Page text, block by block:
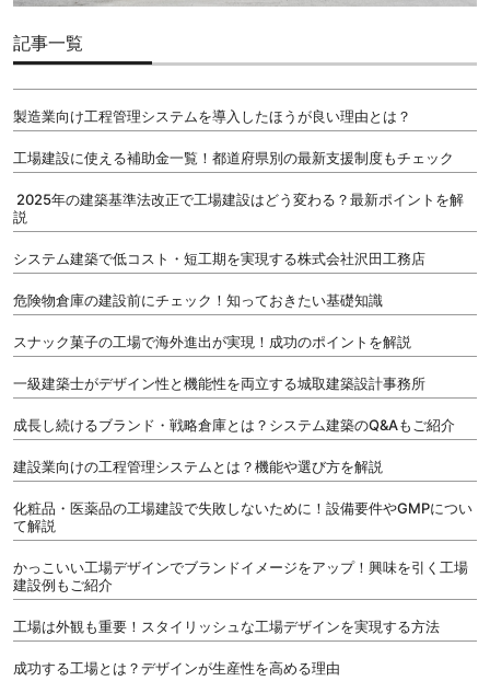
記事一覧
製造業向け工程管理システムを導入したほうが良い理由とは？
工場建設に使える補助金一覧！都道府県別の最新支援制度もチェック
2025年の建築基準法改正で工場建設はどう変わる？最新ポイントを解
説
システム建築で低コスト・短工期を実現する株式会社沢田工務店
危険物倉庫の建設前にチェック！知っておきたい基礎知識
スナック菓子の工場で海外進出が実現！成功のポイントを解説
一級建築士がデザイン性と機能性を両立する城取建築設計事務所
成長し続けるブランド・戦略倉庫とは？システム建築のQ&Aもご紹介
建設業向けの工程管理システムとは？機能や選び方を解説
化粧品・医薬品の工場建設で失敗しないために！設備要件やGMPについ
て解説
かっこいい工場デザインでブランドイメージをアップ！興味を引く工場
建設例もご紹介
工場は外観も重要！スタイリッシュな工場デザインを実現する方法
成功する工場とは？デザインが生産性を高める理由